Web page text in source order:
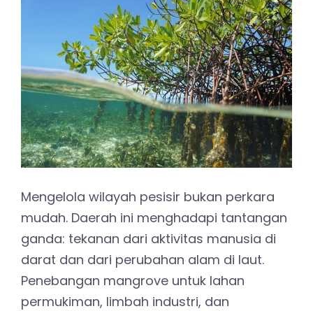
Mengelola wilayah pesisir bukan perkara
mudah. Daerah ini menghadapi tantangan
ganda: tekanan dari aktivitas manusia di
darat dan dari perubahan alam di laut.
Penebangan mangrove untuk lahan
permukiman, limbah industri, dan